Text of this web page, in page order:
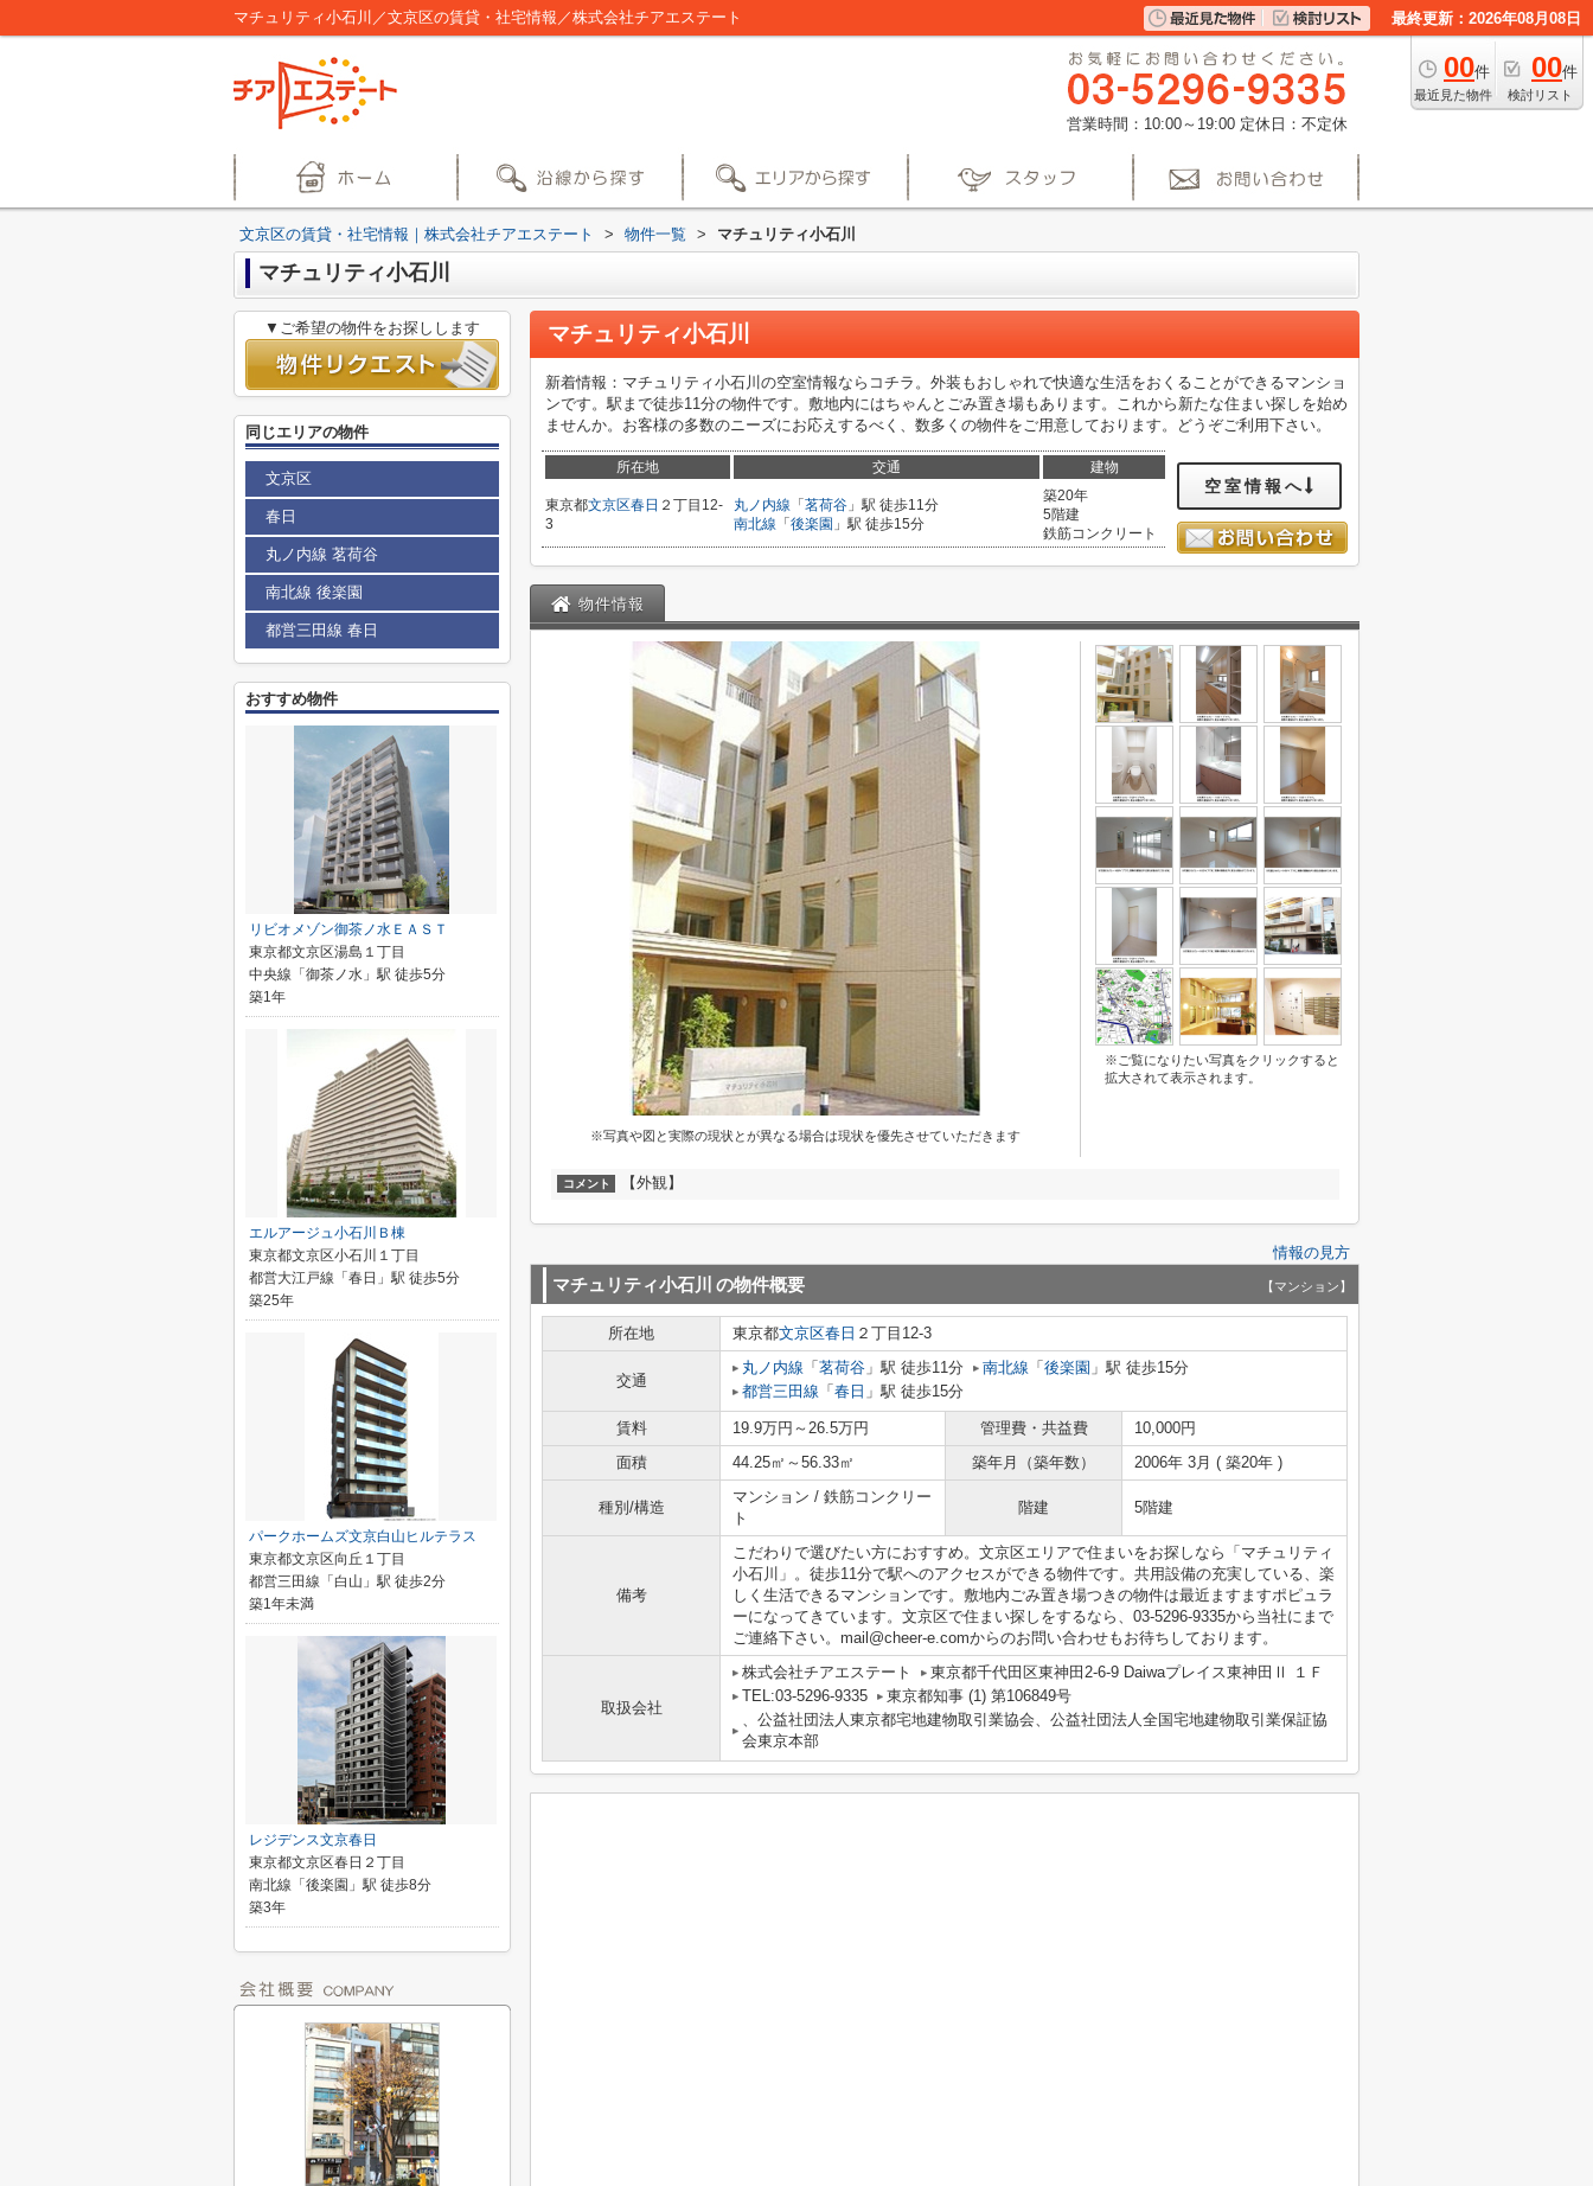
マチュリティ小石川／文京区の賃貸・社宅情報／株式会社チアエステート 最終更新：2026年08月08日
00件
最近見た物件
00件
検討リスト
営業時間：10:00～19:00 定休日：不定休
文京区の賃貸・社宅情報｜株式会社チアエステート > 物件一覧 > マチュリティ小石川
マチュリティ小石川
マチュリティ小石川
新着情報：マチュリティ小石川の空室情報ならコチラ。外装もおしゃれで快適な生活をおくることができるマンショ
ンです。駅まで徒歩11分の物件です。敷地内にはちゃんとごみ置き場もあります。これから新たな住まい探しを始め
ませんか。お客様の多数のニーズにお応えするべく、数多くの物件をご用意しております。どうぞご利用下さい。
所在地 交通 建物
東京都文京区春日 ２丁目12-
3
丸ノ内線 「 茗荷谷 」駅 徒歩11分
南北線 「 後楽園 」駅 徒歩15分
築20年
5階建
鉄筋コンクリート
空室情報へ
物件情報
※写真や図と実際の現状とが異なる場合は現状を優先させていただきます
※ご覧になりたい写真をクリックすると
拡大されて表示されます。
コメント 【外観】
情報の見方
マチュリティ小石川 の物件概要 【マンション】
所在地 東京都文京区春日 ２丁目12-3
交通
丸ノ内線 「 茗荷谷 」駅 徒歩11分 南北線 「 後楽園 」駅 徒歩15分
都営三田線 「 春日 」駅 徒歩15分
賃料 19.9万円～26.5万円 管理費・共益費
10,000円
面積
44.25㎡～56.33㎡ 築年月（築年数） 2006年 3月 ( 築20年 )
種別/構造
マンション / 鉄筋コンクリー
ト
階建 5階建
備考
こだわりで選びたい方におすすめ。文京区エリアで住まいをお探しなら「マチュリティ
小石川」。徒歩11分で駅へのアクセスができる物件です。共用設備の充実している、楽
しく生活できるマンションです。敷地内ごみ置き場つきの物件は最近ますますポピュラ
ーになってきています。文京区で住まい探しをするなら、03-5296-9335から当社にまで
ご連絡下さい。mail@cheer-e.comからのお問い合わせもお待ちしております。
取扱会社
株式会社チアエステート
東京都千代田区東神田2-6-9 Daiwaプレイス東神田Ⅱ １Ｆ
TEL:03-5296-9335
東京都知事 (1) 第106849号
、公益社団法人東京都宅地建物取引業協会、公益社団法人全国宅地建物取引業保証協
会東京本部
▼ご希望の物件をお探しします
同じエリアの物件
文京区
春日
丸ノ内線 茗荷谷
南北線 後楽園
都営三田線 春日
おすすめ物件
リビオメゾン御茶ノ水ＥＡＳＴ
東京都文京区湯島１丁目
中央線「御茶ノ水」駅 徒歩5分
築1年
エルアージュ小石川Ｂ棟
東京都文京区小石川１丁目
都営大江戸線「春日」駅 徒歩5分
築25年
パークホームズ文京白山ヒルテラス
東京都文京区向丘１丁目
都営三田線「白山」駅 徒歩2分
築1年未満
レジデンス文京春日
東京都文京区春日２丁目
南北線「後楽園」駅 徒歩8分
築3年